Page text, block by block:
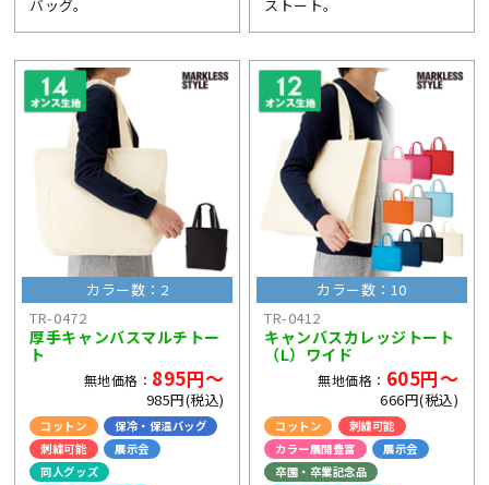
バッグ。
ストート。
カラー数：2
TR-0472
厚手キャンバスマルチトー
ト
無地価格： 895円～
985円(税込)
コットン
保冷・保温バッグ
刺繍可能
展示会
同人グッズ
カラー数：10
TR-0412
キャンバスカレッジトート
（L）ワイド
無地価格： 605円～
666円(税込)
コットン
刺繍可能
カラー展開豊富
展示会
卒園・卒業記念品